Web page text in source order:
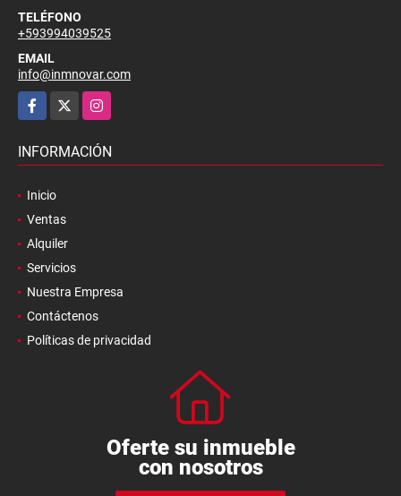
TELÉFONO
+593994039525
EMAIL
info@inmnovar.com
Facebook
Instagram
INFORMACIÓN
Inicio
Ventas
Alquiler
Servicios
Nuestra Empresa
Contáctenos
Políticas de privacidad
Oferte su inmueble
con nosotros